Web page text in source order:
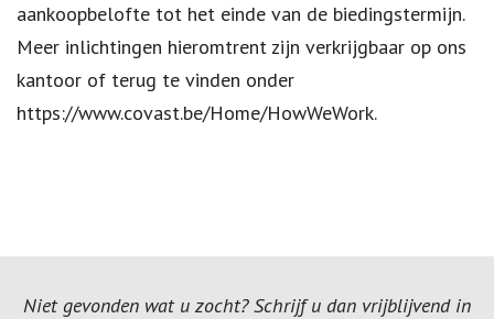
aankoopbelofte tot het einde van de biedingstermijn.
Meer inlichtingen hieromtrent zijn verkrijgbaar op ons
kantoor of terug te vinden onder
https://www.covast.be/Home/HowWeWork.
Niet gevonden wat u zocht? Schrijf u dan vrijblijvend in